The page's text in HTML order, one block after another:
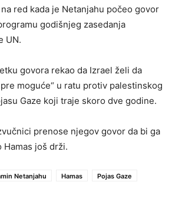
red kada je Netanjahu počeo govor
godišnjeg zasedanja
UN.
govora rekao da Izrael želi da
moguće“ u ratu protiv palestinskog
Gaze koji traje skoro dve godine.
prenose njegov govor da bi ga
još drži.
Netanjahu Hamas
Pojas Gaze